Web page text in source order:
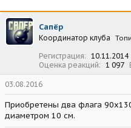
т
о
р
т
т
н
а
а
л
а
Сапёр
Координатор клуба
Регистрация 10.11.2014
Оценка реакций
1 097
03.08.2016
Приобретены два флага
диаметром 10 см.